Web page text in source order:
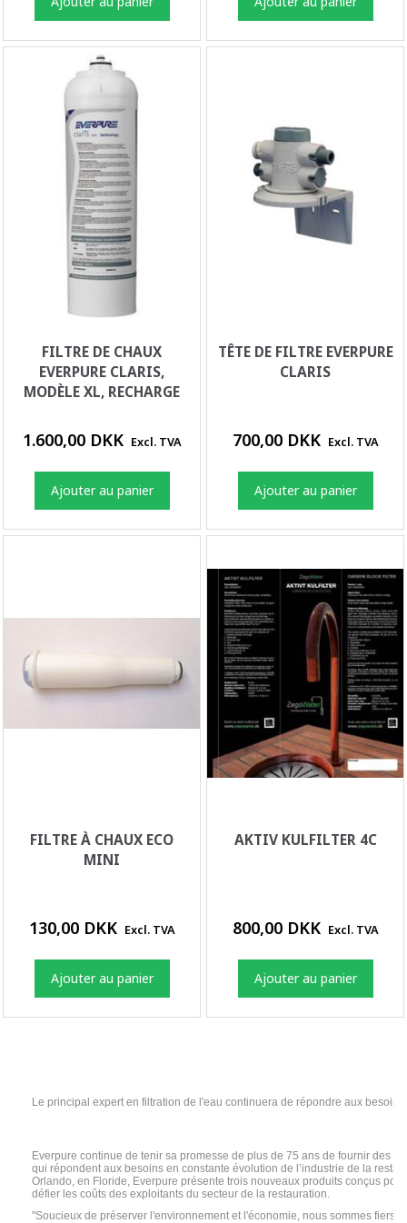
FILTRE DE CHAUX
EVERPURE CLARIS,
MODÈLE XL, RECHARGE
1.600,00 DKK Excl. TVA
Ajouter au panier
TÊTE DE FILTRE EVERPURE
CLARIS
700,00 DKK Excl. TVA
Ajouter au panier
FILTRE À CHAUX ECO
MINI
130,00 DKK Excl. TVA
Ajouter au panier
AKTIV KULFILTER 4C
800,00 DKK Excl. TVA
Ajouter au panier
Le principal expert en filtration de l'eau continuera de répondre aux
Everpure continue de tenir sa promesse de plus de 75 ans de fournir des
qui répondent aux besoins en constante évolution de l’industrie de la
Orlando, en Floride, Everpure présente trois nouveaux produits conçus
défier les coûts des exploitants du secteur de la restauration.
"Soucieux de préserver l'environnement et l'économie, nous sommes fiers